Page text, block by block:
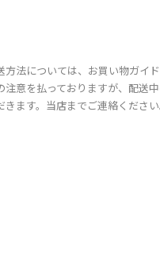
法については、お買い物ガイド
意を払っておりますが、配送
ます。当店までご連絡ください